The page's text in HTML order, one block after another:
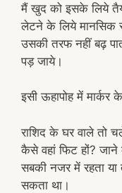
मैं खुद को इसके लिये
लेटने के लिये मानसिक
उसकी तरफ नहीं बढ़
पड़ जाये।
इसी ऊहापोह में
राशिद के घर वाले तो
कैसे वहां फिट हों?
सबकी नजर में रहता या
सकता था।